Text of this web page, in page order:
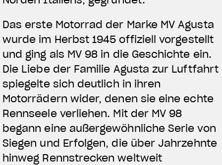
Das erste Motorrad der Marke MV Agusta
wurde im Herbst 1945 offiziell vorgestellt
und ging als MV 98 in die Geschichte ein.
Die Liebe der Familie Agusta zur Luftfahrt
spiegelte sich deutlich in ihren
Motorrädern wider, denen sie eine echte
Rennseele verliehen. Mit der MV 98
begann eine außergewöhnliche Serie von
Siegen und Erfolgen, die über Jahrzehnte
hinweg Rennstrecken weltweit